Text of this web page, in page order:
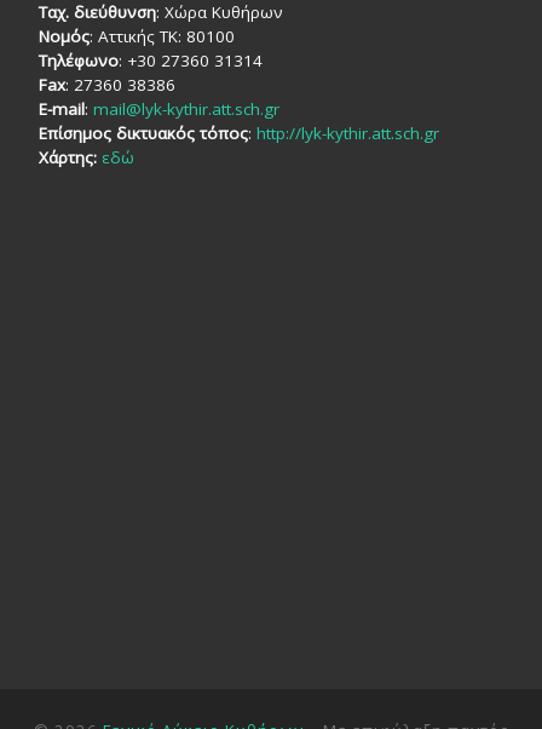
Ταχ. διεύθυνση: Χώρα Κυθήρων
Νομός: Αττικής TK: 80100
Τηλέφωνο: +30 27360 31314
Fax: 27360 38386
E-mail: mail@lyk-kythir.att.sch.gr
Επίσημος δικτυακός τόπος: http://lyk-kythir.att.sch.gr
Χάρτης: εδώ